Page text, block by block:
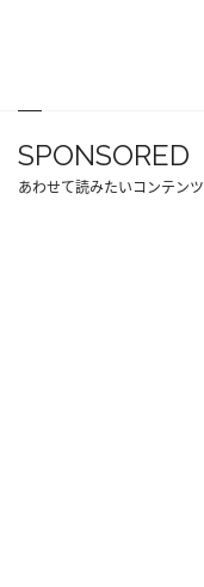
SPONSORED
あわせて読みたいコンテンツ